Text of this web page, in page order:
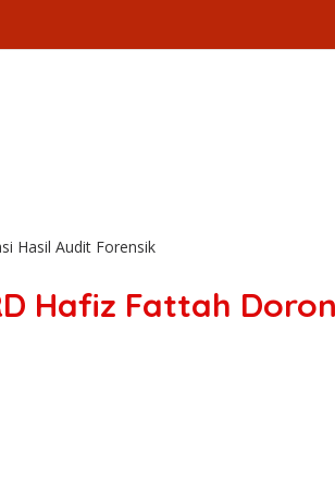
Hasil Audit Forensik
Hafiz Fattah